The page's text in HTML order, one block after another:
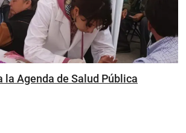
la Agenda de Salud Pública